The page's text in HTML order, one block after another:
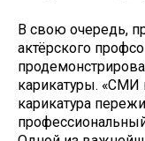
В свою очередь,
актёрского
карикатуры. «СМИ
карикатура